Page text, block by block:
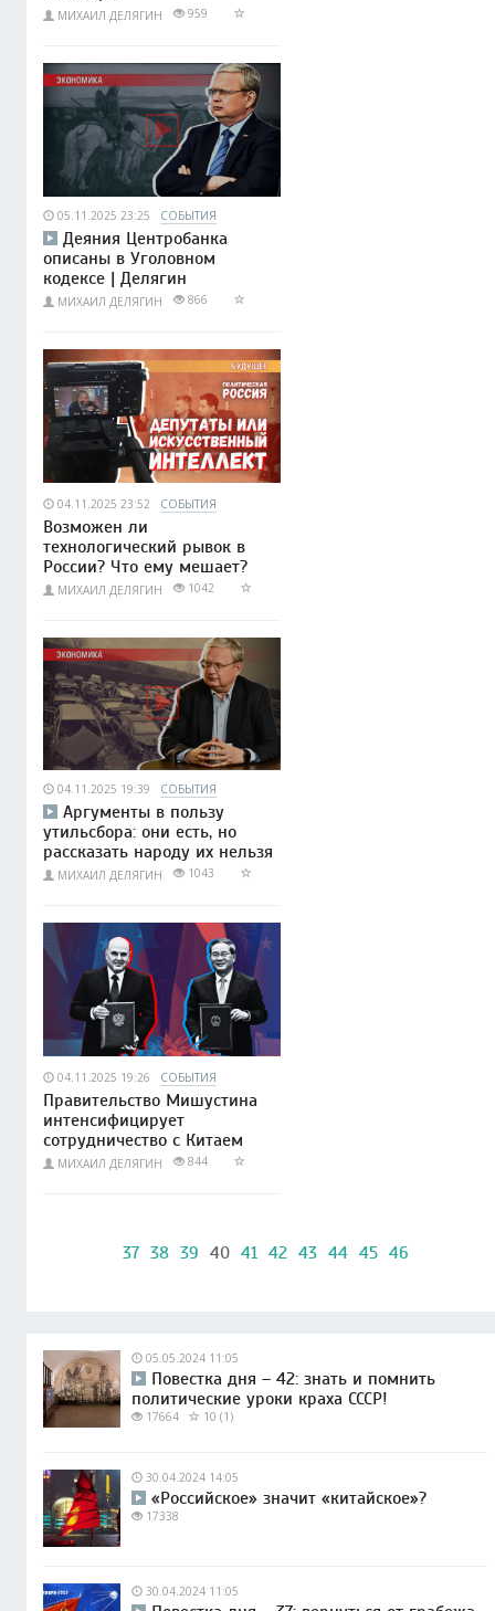
МИХАИЛ ДЕЛЯГИН 959
05.11.2025 23:25 СОБЫТИЯ
Деяния Центробанка
описаны в Уголовном
кодексе | Делягин
МИХАИЛ ДЕЛЯГИН 866
04.11.2025 23:52 СОБЫТИЯ
Возможен ли
технологический рывок в
России? Что ему мешает?
МИХАИЛ ДЕЛЯГИН 1042
04.11.2025 19:39 СОБЫТИЯ
Аргументы в пользу
утильсбора: они есть, но
рассказать народу их нельзя
МИХАИЛ ДЕЛЯГИН 1043
04.11.2025 19:26 СОБЫТИЯ
Правительство Мишустина
интенсифицирует
сотрудничество с Китаем
МИХАИЛ ДЕЛЯГИН 844
37 38 39 40 41 42 43 44 45 46
05.05.2024 11:05
Повестка дня – 42: знать и помнить
политические уроки краха СССР!
17664 10 (1)
30.04.2024 14:05
«Российское» значит «китайское»?
17338
30.04.2024 11:05